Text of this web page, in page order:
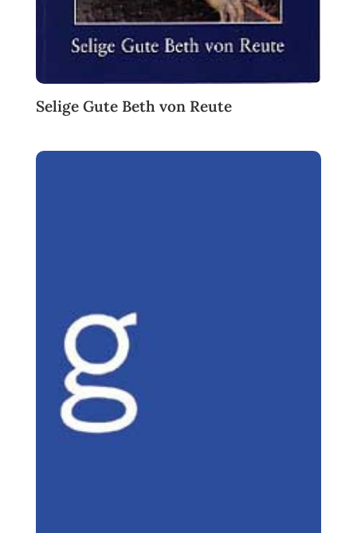
Selige Gute Beth von Reute